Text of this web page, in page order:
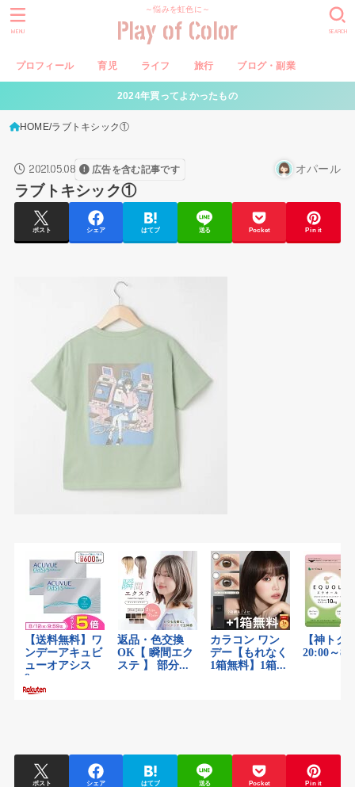
～悩みを虹色に～
Play of Color
プロフィール 育児 ライフ 旅行 ブログ・副業
SEARCH
MENU
2024年買ってよかったもの
HOME ラブトキシック①
2021.05.08 広告を含む記事です オパール
ラブトキシック①
ポスト シェア はてブ 送る Pocket Pin it
ポスト シェア はてブ 送る Pocket Pin it